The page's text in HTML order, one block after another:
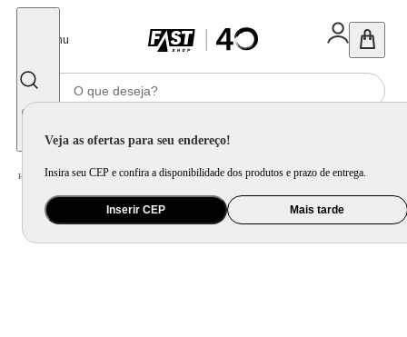
Menu
Veja as ofertas para seu endereço!
Insira seu CEP e confira a disponibilidade dos produtos e prazo de entrega.
Inserir CEP Mais tarde
Home Eletrodomésticos / Geladeira e Freezer